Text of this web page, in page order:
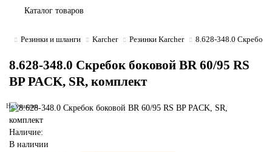
Каталог товаров
Резинки и шланги Karcher Резинки Karcher 8.628-348.0 Скребок
8.628-348.0 Скребок боковой BR 60/95 RS
BP PACK, SR, комплект
Не указано
Наличие:
В наличии